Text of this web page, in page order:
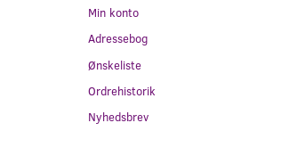
Min konto
Adressebog
Ønskeliste
Ordrehistorik
Nyhedsbrev